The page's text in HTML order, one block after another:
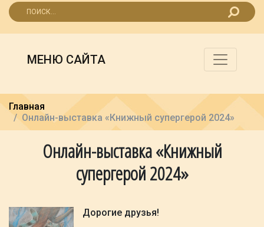
МЕНЮ САЙТА
Главная
Онлайн-выставка «Книжный супергерой 2024»
Онлайн-выставка «Книжный
супергерой 2024»
Дорогие друзья!